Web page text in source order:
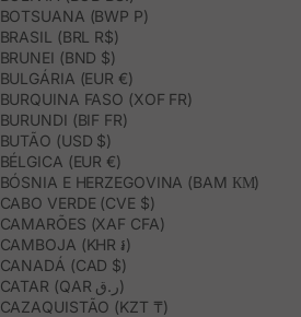
BOTSUANA (BWP P)
BRASIL (BRL R$)
BRUNEI (BND $)
BULGÁRIA (EUR €)
BURQUINA FASO (XOF FR)
BURUNDI (BIF FR)
BUTÃO (USD $)
BÉLGICA (EUR €)
BÓSNIA E HERZEGOVINA (BAM КМ)
CABO VERDE (CVE $)
CAMARÕES (XAF CFA)
CAMBOJA (KHR ៛)
CANADÁ (CAD $)
CATAR (QAR ر.ق)
CAZAQUISTÃO (KZT ₸)